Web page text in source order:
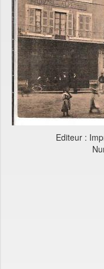
Editeur :